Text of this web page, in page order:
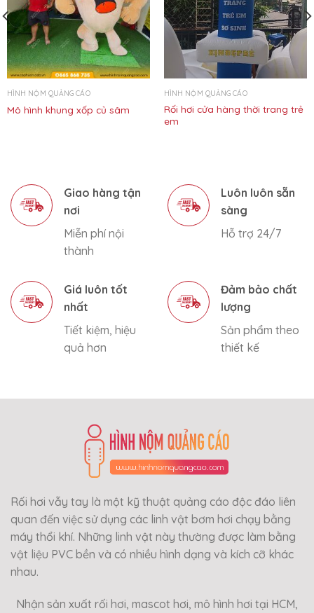
HÌNH NỘM QUẢNG CÁO
Mô hình khung xốp củ sâm
HÌNH NỘM QUẢNG CÁO
Rối hơi cửa hàng thời trang trẻ
em
Giao hàng tận
nơi
Miễn phí nội
thành
Luôn luôn sẵn
sàng
Hỗ trợ 24/7
Giá luôn tốt
nhất
Tiết kiệm, hiệu
quả hơn
Đảm bảo chất
lượng
Sản phẩm theo
thiết kế
Rối hơi vẫy tay là một kỹ thuật quảng cáo độc đáo liên
quan đến việc sử dụng các linh vật bơm hơi chạy bằng
máy thổi khí. Những linh vật này thường được làm bằng
vật liệu PVC bền và có nhiều hình dạng và kích cỡ khác
nhau.
Nhận sản xuất rối hơi, mascot hơi, mô hình hơi tại HCM,